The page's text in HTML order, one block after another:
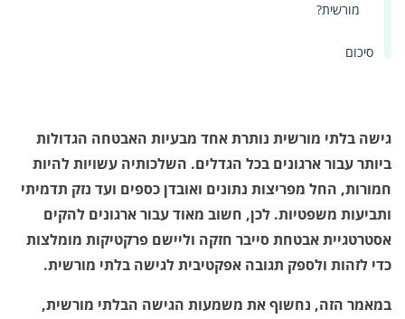
גישה בלתי מורשית נותרת אחד מבעיות האבטחה הגדולות
ביותר עבור ארגונים בכל הגדלים. השלכותיה עשויות להיות
חמורות, החל מפריצות נתונים ואובדן כספים ועד נזק תדמיתי
ותביעות משפטיות. לכן, חשוב מאוד עבור ארגונים להקים
אסטרטגיית אבטחת סייבר חזקה וליישם פרקטיקות מומלצות
כדי לזהות ולספק תגובה אפקטיבית לגישה בלתי מורשית.
במאמר הזה, נחשוף את משמעות הגישה הבלתי מורשית,
מורשית?
סיכום